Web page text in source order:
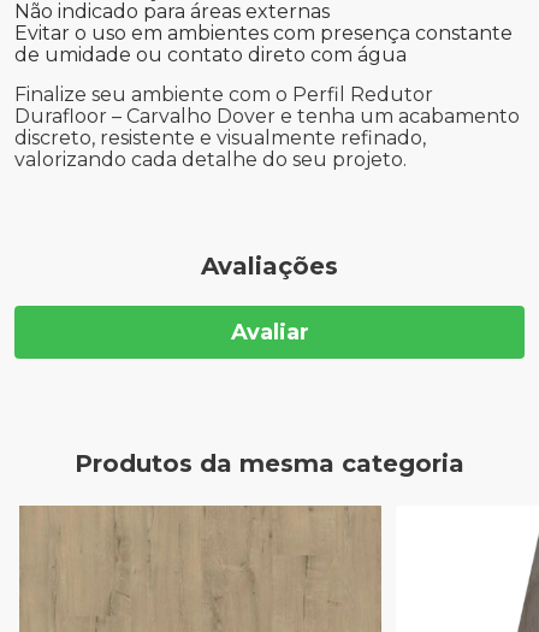
Não indicado para áreas externas
Evitar o uso em ambientes com presença constante
de umidade ou contato direto com água
Finalize seu ambiente com o Perfil Redutor
Durafloor – Carvalho Dover e tenha um acabamento
discreto, resistente e visualmente refinado,
valorizando cada detalhe do seu projeto.
Avaliações
Avaliar
Produtos da mesma categoria